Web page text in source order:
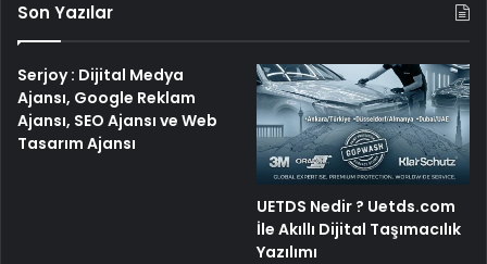
Son Yazılar
Serjoy : Dijital Medya
Ajansı, Google Reklam
Ajansı, SEO Ajansı ve Web
Tasarım Ajansı
UETDS Nedir ? Uetds.com
İle Akıllı Dijital Taşımacılık
Yazılımı